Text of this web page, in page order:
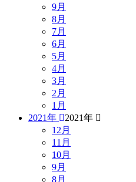
9月
8月
7月
6月
5月
4月
3月
2月
1月
2021年
2021年
12月
11月
10月
9月
8月